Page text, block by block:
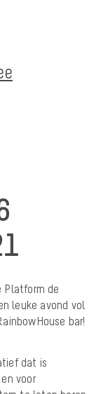
Platform de
leuke avond vol
bar!
dat is
voor